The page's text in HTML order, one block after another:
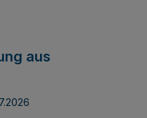
aus